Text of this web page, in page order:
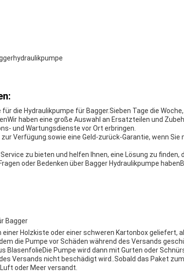
die Hydraulikpumpe für Bagger.Sieben Tage die Woche,
haben eine große Auswahl an Ersatzteilen und
und Wartungsdienste vor Ort erbringen.
Verfügung.sowie eine Geld-zurück-Garantie, wenn Sie
zu bieten und helfen Ihnen, eine Lösung zu finden,
oder Bedenken über Bagger Hydraulikpumpe
Bagger
einer Holzkiste oder einer schweren Kartonbox geliefert,
die Pumpe vor Schäden während des Versands
BlasenfolieDie Pumpe wird dann mit Gurten oder
Versands nicht beschädigt wird..Sobald das Paket
oder Meer versandt.